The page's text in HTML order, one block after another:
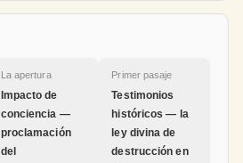
La apertura
Impacto de
conciencia —
proclamación
del
Primer pasaje
Testimonios
históricos — la
ley divina de
destrucción en